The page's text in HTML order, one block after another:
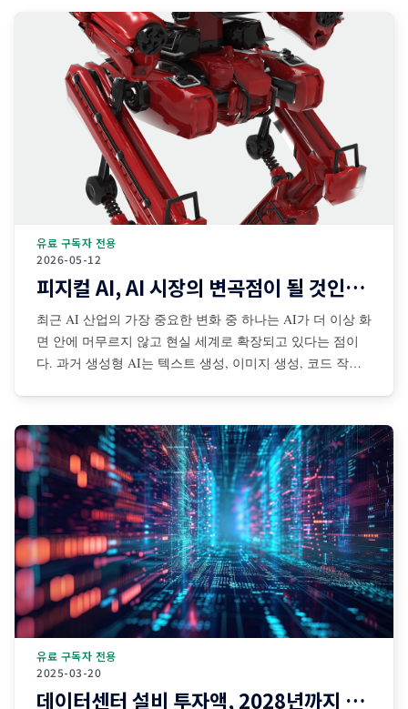
2026-05-12
유료 구독자 전용
피지컬 AI, AI 시장의 변곡점이 될 것인가?
최근 AI 산업의 가장 중요한 변화 중 하나는 AI가 더 이상 화
면 안에 머무르지 않고 현실 세계로 확장되고 있다는 점이
다. 과거 생성형 AI는 텍스트 생성, 이미지 생성, 코드 작성,
동로봇 등과 결합되면서 AI가 물리적
2025-03-20
유료 구독자 전용
데이터센터 설비 투자액, 2028년까지 1조달러 돌파